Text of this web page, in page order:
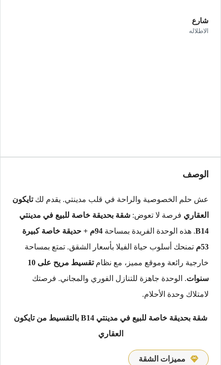
شارع
الاطلاله
الوصف
عش حلم الخصوصية والراحة في قلب مدينتي. يقدم لكتايكون
العقاري فرصة لا تعوض: شقة بحديقة خاصة للبيع في مدينتي
B14. هذه الوحدة الفريدة بمساحة
94م + حديقة خاصة كبيرة
53م
تمنحك أسلوب حياة الفيلا بأسعار الشقق. تمتع بمساحة
خارجية رائعة وموقع مميز، مع نظام
تقسيط مريح على 10
سنوات. الوحدة جاهزة للتنازل الفوري والمجاني. فرصتك
لامتلاك وحدة الأحلام.
شقة بحديقة خاصة للبيع في مدينتي B14 بالتقسيط من تايكون
العقاري
مميزات الشقة